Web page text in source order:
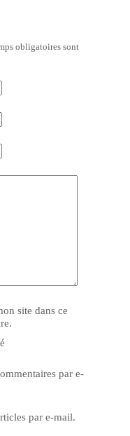
obligatoires sont
site dans ce
par e-
par e-mail.